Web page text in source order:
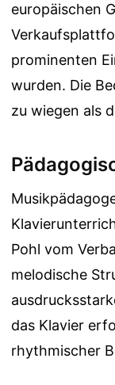
europäischen
prominenten
wurden. Die
zu wiegen als
Pohl vom
melodische
das Klavier
rhythmischer